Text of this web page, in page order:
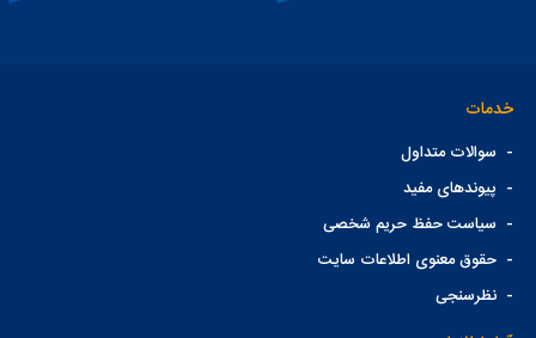
خدمات
- سوالات متداول
- پیوندهای مفید
- سیاست حفظ حریم شخصی
-حقوق معنوی اطلاعات سایت
-نظرسنجی